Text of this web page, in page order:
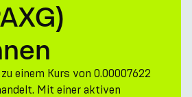
einem Kurs von 0.00007622
Mit einer aktiven